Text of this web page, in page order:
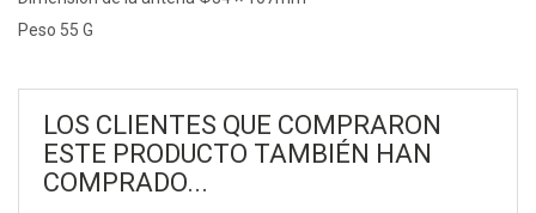
Peso 55 G
LOS CLIENTES QUE COMPRARON
ESTE PRODUCTO TAMBIÉN HAN
COMPRADO...